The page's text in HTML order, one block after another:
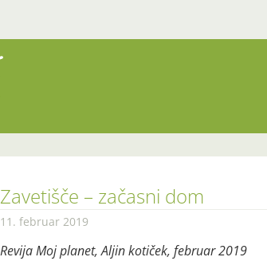
Zavetišče – začasni dom
11. februar 2019
Revija Moj planet, Aljin kotiček, februar 2019